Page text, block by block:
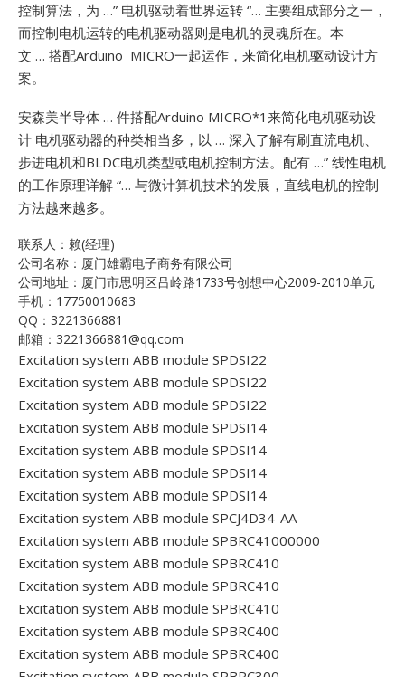
控制算法，为 …” 电机驱动着世界运转 “… 主要组成部分之一，
而控制电机运转的电机驱动器则是电机的灵魂所在。本
文 … 搭配Arduino MICRO一起运作，来简化电机驱动设计方
案。
安森美半导体 … 件搭配Arduino MICRO*1来简化电机驱动设
计 电机驱动器的种类相当多，以 … 深入了解有刷直流电机、
步进电机和BLDC电机类型或电机控制方法。配有 …” 线性电机
的工作原理详解 “… 与微计算机技术的发展，直线电机的控制
方法越来越多。
联系人：赖(经理)
公司名称：厦门雄霸电子商务有限公司
公司地址：厦门市思明区吕岭路1733号创想中心2009-2010单元
手机：17750010683
QQ：3221366881
邮箱：3221366881@qq.com
Excitation system ABB module SPDSI22
Excitation system ABB module SPDSI22
Excitation system ABB module SPDSI22
Excitation system ABB module SPDSI14
Excitation system ABB module SPDSI14
Excitation system ABB module SPDSI14
Excitation system ABB module SPDSI14
Excitation system ABB module SPCJ4D34-AA
Excitation system ABB module SPBRC41000000
Excitation system ABB module SPBRC410
Excitation system ABB module SPBRC410
Excitation system ABB module SPBRC410
Excitation system ABB module SPBRC400
Excitation system ABB module SPBRC400